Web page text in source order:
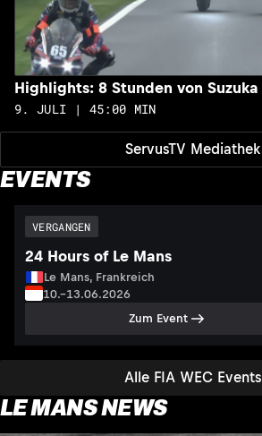
ServusTV Mediathek
Highlights: 8 Stunden von Suzuka
9. JULI | 45:00 MIN
EVENTS
Alle FIA WEC Events
VERGANGEN
24 Hours of Le Mans
Le Mans, Frankreich
10.–13.06.2026
Zum Event
LE MANS NEWS